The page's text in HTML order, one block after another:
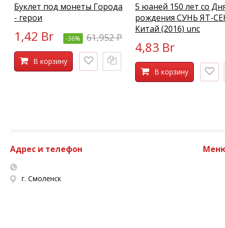
Буклет под монеты Города
- герои
1,42 Br -36% 61,952 P
В корзину
5 юаней 150 лет со
рождения СУНЬ ЯТ-
Китай (2016) unc
4,83 Br
В корзину
Адрес и телефон
г. Смоленск